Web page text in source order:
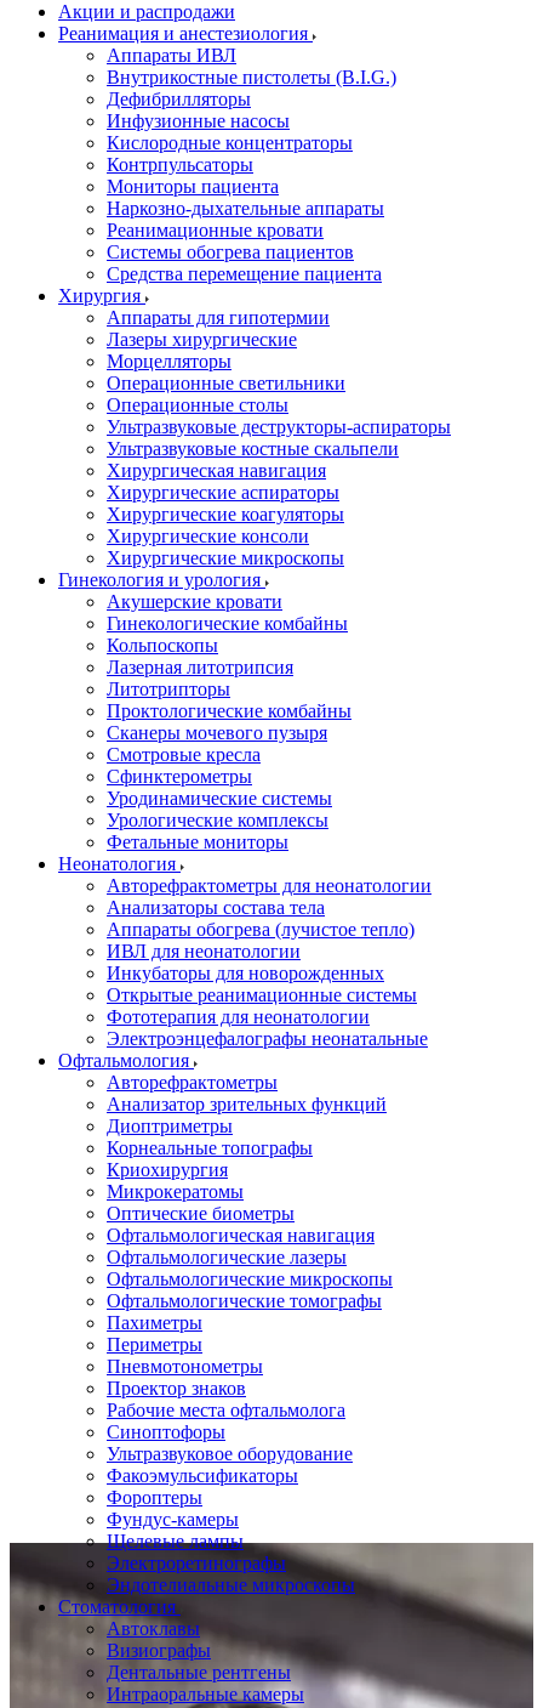
Акции и распродажи
Реанимация и анестезиология
Аппараты ИВЛ
Внутрикостные пистолеты (B.I.G.)
Дефибрилляторы
Инфузионные насосы
Кислородные концентраторы
Контрпульсаторы
Мониторы пациента
Наркозно-дыхательные аппараты
Реанимационные кровати
Системы обогрева пациентов
Средства перемещение пациента
Хирургия
Аппараты для гипотермии
Лазеры хирургические
Морцелляторы
Операционные светильники
Операционные столы
Ультразвуковые деструкторы-аспираторы
Ультразвуковые костные скальпели
Хирургическая навигация
Хирургические аспираторы
Хирургические коагуляторы
Хирургические консоли
Хирургические микроскопы
Гинекология и урология
Акушерские кровати
Гинекологические комбайны
Кольпоскопы
Лазерная литотрипсия
Литотрипторы
Проктологические комбайны
Сканеры мочевого пузыря
Смотровые кресла
Сфинктерометры
Уродинамические системы
Урологические комплексы
Фетальные мониторы
Неонатология
Авторефрактометры для неонатологии
Анализаторы состава тела
Аппараты обогрева (лучистое тепло)
ИВЛ для неонатологии
Инкубаторы для новорожденных
Открытые реанимационные системы
Фототерапия для неонатологии
Электроэнцефалографы неонатальные
Офтальмология
Авторефрактометры
Анализатор зрительных функций
Диоптриметры
Корнеальные топографы
Криохирургия
Микрокератомы
Оптические биометры
Офтальмологическая навигация
Офтальмологические лазеры
Офтальмологические микроскопы
Офтальмологические томографы
Пахиметры
Периметры
Пневмотонометры
Проектор знаков
Рабочие места офтальмолога
Синоптофоры
Ультразвуковое оборудование
Факоэмульсификаторы
Фороптеры
Фундус-камеры
Щелевые лампы
Электроретинографы
Эндотелиальные микроскопы
Стоматология
Автоклавы
Визиографы
Дентальные рентгены
Интраоральные камеры